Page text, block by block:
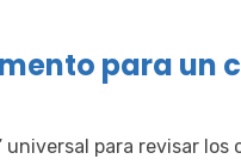
para un
para revisar los